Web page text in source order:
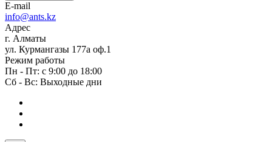
E-mail
info@ants.kz
Адрес
г. Алматы
ул. Курмангазы 177а оф.1
Режим работы
Пн - Пт: с 9:00 до 18:00
Сб - Вс: Выходные дни